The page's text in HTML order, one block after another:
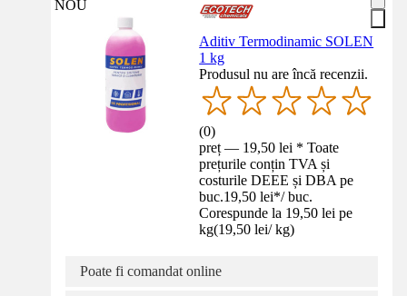
NOU
Aditiv Termodinamic SOLEN
1 kg
Produsul nu are încă recenzii.
(0)
preț — 19,50 lei * Toate
prețurile conțin TVA și
costurile DEEE și DBA pe
buc.19,50 lei*/ buc.
Corespunde la 19,50 lei pe
kg(19,50 lei/ kg)
Poate fi comandat online